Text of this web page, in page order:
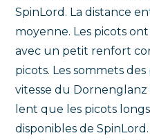
SpinLord. La distance
moyenne. Les picots
avec un petit renfort
picots. Les sommets
vitesse du
lent que les picots
disponibles de